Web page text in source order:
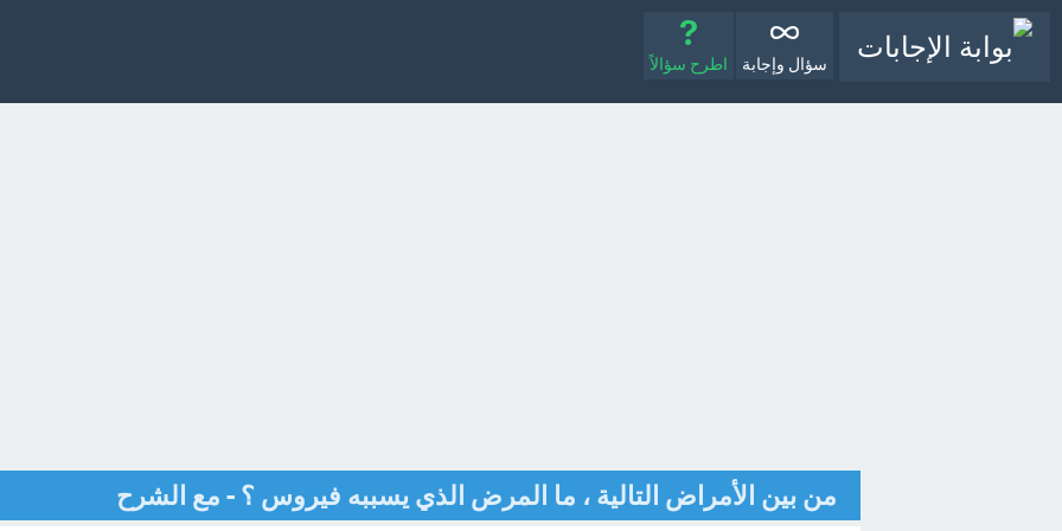
سؤال وإجابة اطرح سؤالاً
من بين الأمراض التالية ، ما المرض الذي يسببه فيروس ؟ - مع الشرح